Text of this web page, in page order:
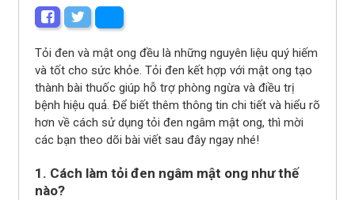
Tỏi đen và mật ong đều là những nguyên liệu quý hiếm
và tốt cho sức khỏe. Tỏi đen kết hợp với mật ong tạo
thành bài thuốc giúp hỗ trợ phòng ngừa và điều trị
bệnh hiệu quả. Để biết thêm thông tin chi tiết và hiểu rõ
hơn về cách sử dụng tỏi đen ngâm mật ong, thì mời
các bạn theo dõi bài viết sau đây ngay nhé!
1. Cách làm tỏi đen ngâm mật ong như thế
nào?